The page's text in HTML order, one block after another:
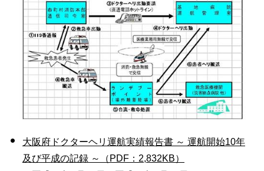
大阪府ドクターヘリ運航実績報告書 ～ 運航開始10年
及び平成の記録 ～（PDF：2,832KB）